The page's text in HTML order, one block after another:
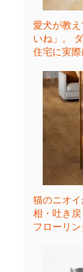
愛犬が教
いね」。
住宅に実
猫のニオ
相・吐き
フローリン